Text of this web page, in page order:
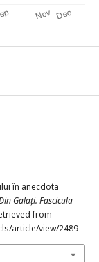
în anecdota
Galați. Fascicula
from
article/view/2489